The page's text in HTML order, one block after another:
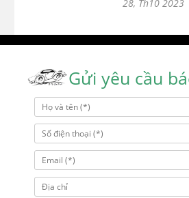
28, Th10 2023
Gửi yêu cầu